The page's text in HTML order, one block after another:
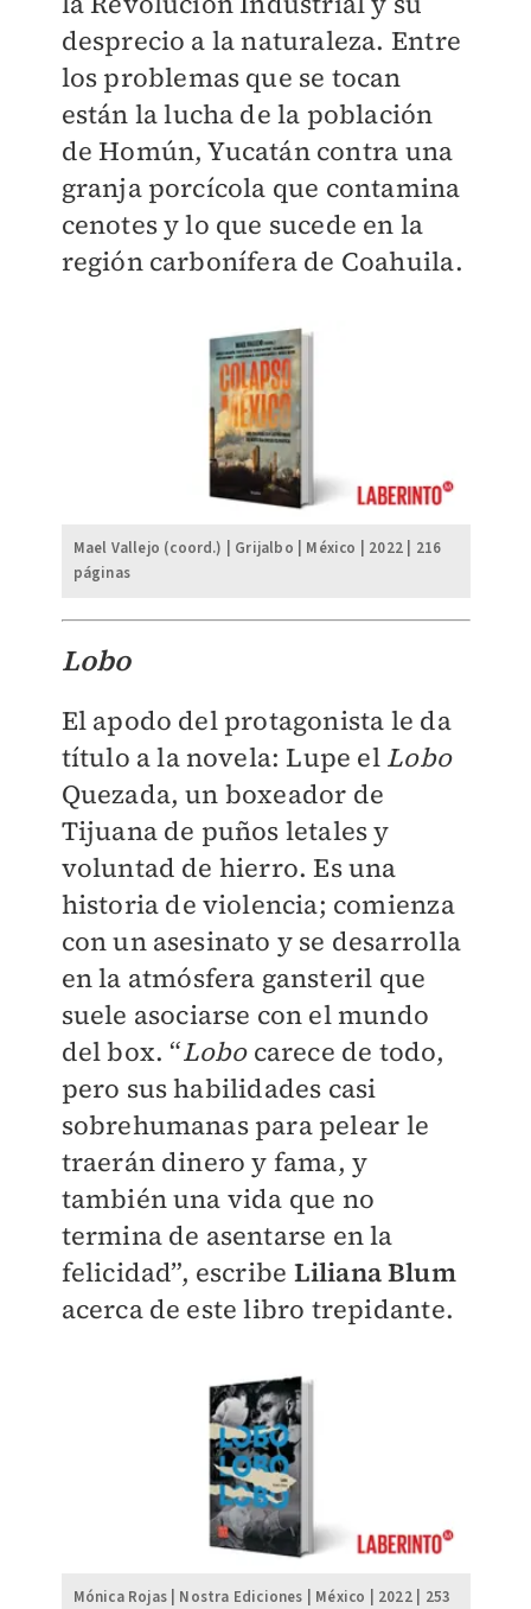
desprecio a la naturaleza. Entre
los problemas que se tocan
están la lucha de la población
de Homún, Yucatán contra una
granja porcícola que contamina
cenotes y lo que sucede en la
región carbonífera de Coahuila.
Mael Vallejo (coord.) | Grijalbo | México | 2022 | 216
páginas
Lobo
El apodo del protagonista le da
título a la novela: Lupe el Lobo
Quezada, un boxeador de
Tijuana de puños letales y
voluntad de hierro. Es una
historia de violencia; comienza
con un asesinato y se desarrolla
en la atmósfera gansteril que
suele asociarse con el mundo
del box. “Lobocarece de todo,
pero sus habilidades casi
sobrehumanas para pelear le
traerán dinero y fama, y
también una vida que no
termina de asentarse en la
felicidad”, escribe Liliana Blum
acerca de este libro trepidante.
Mónica Rojas | Nostra Ediciones | México | 2022 | 253